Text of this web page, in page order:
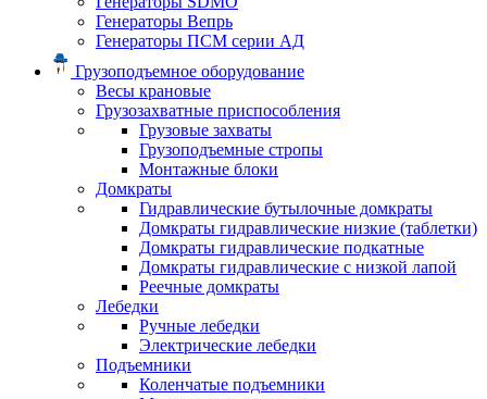
Генераторы Вепрь
Генераторы ПСМ серии АД
Грузоподъемное оборудование
Весы крановые
Грузозахватные приспособления
Грузовые захваты
Грузоподъемные стропы
Монтажные блоки
Домкраты
Гидравлические бутылочные домкраты
Домкраты гидравлические низкие (таблетки)
Домкраты гидравлические подкатные
Домкраты гидравлические с низкой лапой
Реечные домкраты
Лебедки
Ручные лебедки
Электрические лебедки
Подъемники
Коленчатые подъемники